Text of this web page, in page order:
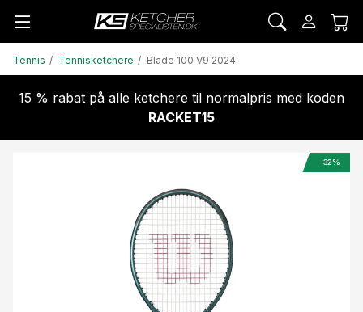
Tennis Tennisketchere Blade 100 V9 2024
15 % rabat på alle ketchere til normalpris med koden
RACKET15
-32%